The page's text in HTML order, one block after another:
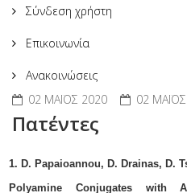
Σύνδεση χρήστη
Επικοινωνία
Ανακοινώσεις
02 ΜΑΪΟΣ 2020
02
Πατέντες
1. D. Papaioannou, D. Drainas, D.
Polyamine Conjugates with